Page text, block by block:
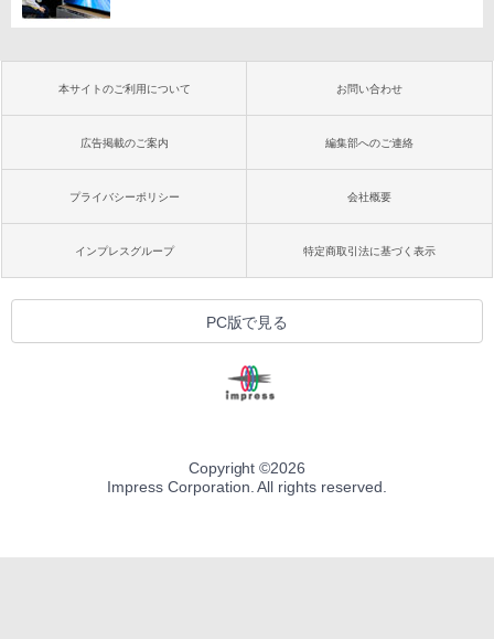
本サイトのご利用について お問い合わせ
広告掲載のご案内 編集部へのご連絡
プライバシーポリシー 会社概要
インプレスグループ 特定商取引法に基づく表示
PC版で見る
Copyright ©2026
Impress Corporation. All rights reserved.